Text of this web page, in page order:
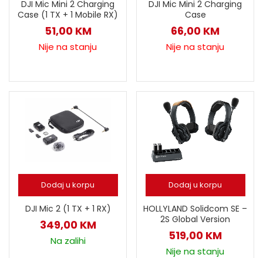
DJI Mic Mini 2 Charging
Case (1 TX + 1 Mobile RX)
51,00 KM
Nije na stanju
DJI Mic Mini 2 Charging
Case
66,00 KM
Nije na stanju
Dodaj u korpu
DJI Mic 2 (1 TX + 1 RX)
349,00 KM
Na zalihi
Dodaj u korpu
HOLLYLAND Solidcom SE –
2S Global Version
519,00 KM
Nije na stanju